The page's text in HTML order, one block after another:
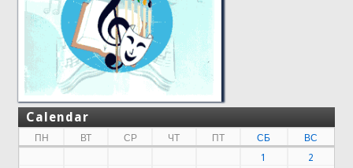
Calendar
ПН ВТ СР ЧТ ПТ СБ
ВС
1
2